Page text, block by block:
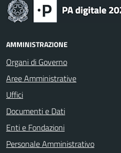
AMMINISTRAZIONE
Organi di Governo
Aree Amministrative
Uffici
Documenti e Dati
Enti e Fondazioni
Personale Amministrativo